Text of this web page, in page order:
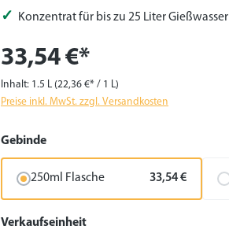
Konzentrat für bis zu 25 Liter Gießwasser
33,54 €*
Inhalt: 1.5 L (22,36 €* / 1 L)
Preise inkl. MwSt. zzgl. Versandkosten
Gebindeauswählen
250ml Flasche 33,54 €
Verkaufseinheitauswählen